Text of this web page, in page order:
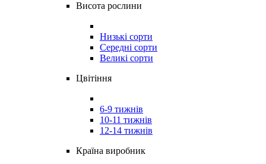
Висота рослини
Низькі сорти
Середні сорти
Великі сорти
Цвітіння
6-9 тижнів
10-11 тижнів
12-14 тижнів
Країна виробник